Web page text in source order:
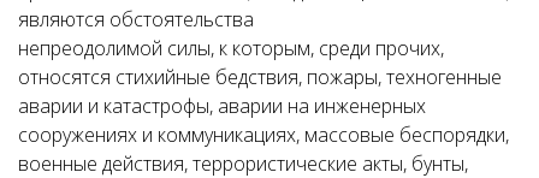
являются обстоятельства
непреодолимой силы, к которым, среди прочих,
относятся стихийные бедствия, пожары, техногенные
аварии и катастрофы, аварии на инженерных
сооружениях и коммуникациях, массовые беспорядки,
военные действия, террористические акты, бунты,